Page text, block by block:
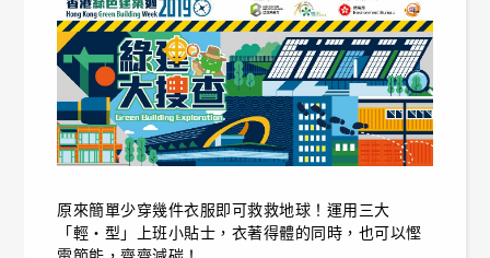
原來簡單少穿幾件衣服即可救救地球！運用三大
「輕‧型」上班小貼士，衣著得體的同時，也可以慳